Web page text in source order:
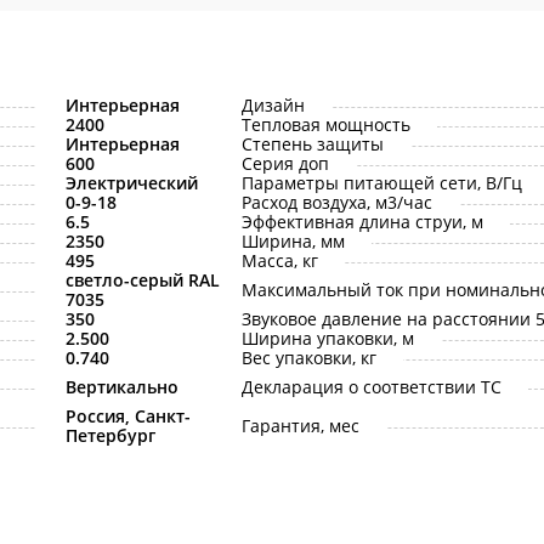
Интерьерная
Дизайн
2400
Тепловая мощность
Интерьерная
Степень защиты
600
Серия доп
Электрический
Параметры питающей сети, В/Гц
0-9-18
Расход воздуха, м3/час
6.5
Эффективная длина струи, м
2350
Ширина, мм
495
Масса, кг
светло-серый RAL
7035
Максимальный ток при
350
Звуковое давление на расстоянии
2.500
Ширина упаковки, м
0.740
Вес упаковки, кг
Вертикально
Декларация о соответствии ТС
Россия, Санкт-
Петербург
Гарантия, мес